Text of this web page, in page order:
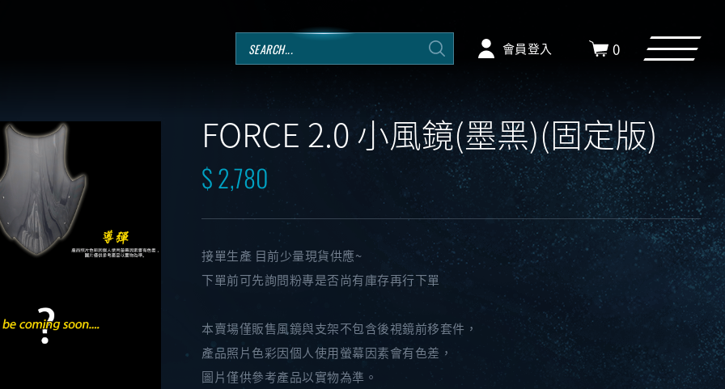
會員登入 0
FORCE 2.0 小風鏡(墨黑)(固定版)
$ 2,780
接單生產 目前少量現貨供應~
下單前可先詢問粉專是否尚有庫存再行下單
本賣場僅販售風鏡與支架不包含後視鏡前移套件，
產品照片色彩因個人使用螢幕因素會有色差，
圖片僅供參考產品以實物為準。